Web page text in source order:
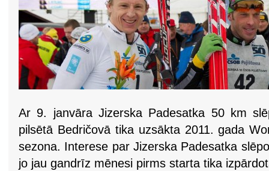
Ar 9. janvāra Jizerska Padesatka 50 km
pilsētā Bedričovā tika uzsākta 2011. gada
sezona. Interese par Jizerska Padesatka
jo jau gandrīz mēnesi pirms starta tika